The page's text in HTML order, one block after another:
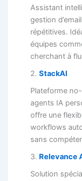
Assistant
gestion
répétitives.
équipes
cherchant à
2. StackAI
Plateforme
agents IA
offre une
workflows
sans
3. Relevance
Solution